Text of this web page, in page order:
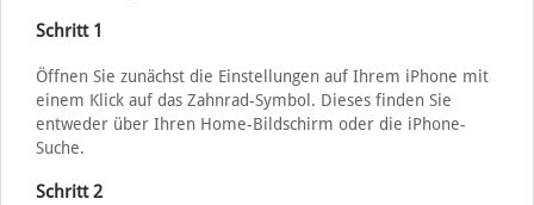
Schritt 1
Öffnen Sie zunächst die Einstellungen auf Ihrem iPhone mit
einem Klick auf das Zahnrad-Symbol. Dieses finden Sie
entweder über Ihren Home-Bildschirm oder die iPhone-
Suche.
Schritt 2